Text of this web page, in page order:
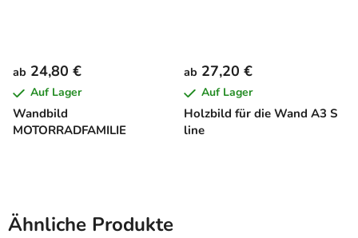
Wandbild
MOTORRADFAMILIE
ab 24,80 €
Auf Lager
Holzbild für die Wand A3 S
line
ab 27,20 €
Auf Lager
Ähnliche Produkte